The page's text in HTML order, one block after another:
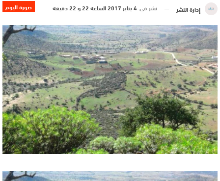
صورة اليوم إدارة النشر نشر في 4 يناير 2017 الساعة 22 و 22 دقيقة